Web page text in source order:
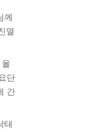
께
멸
단
간
태